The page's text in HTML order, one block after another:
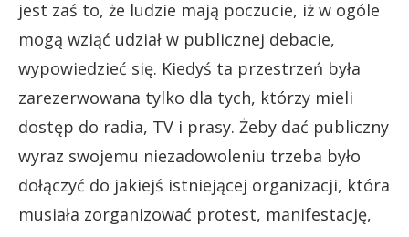
jest zaś to, że ludzie mają poczucie, iż w ogóle
mogą wziąć udział w publicznej debacie,
wypowiedzieć się. Kiedyś ta przestrzeń była
zarezerwowana tylko dla tych, którzy mieli
dostęp do radia, TV i prasy. Żeby dać publiczny
wyraz swojemu niezadowoleniu trzeba było
dołączyć do jakiejś istniejącej organizacji, która
musiała zorganizować protest, manifestację,